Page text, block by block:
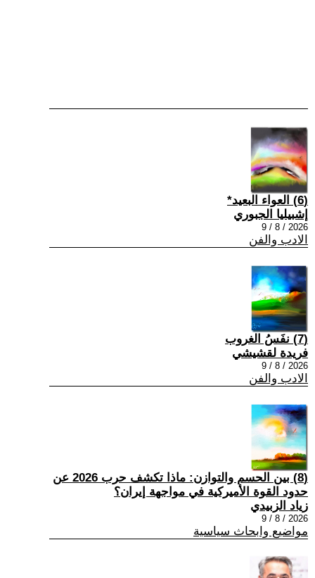
(6) العواء البعيد*
إشبيليا الجبوري
2026 / 8 / 9
الادب والفن
(7) نفَسُ الغروب
فريدة لقشيشي
2026 / 8 / 9
الادب والفن
(8) بين الحسم والتوازن: ماذا تكشف حرب 2026 عن
حدود القوة الأميركية في مواجهة إيران؟
زياد الزبيدي
2026 / 8 / 9
مواضيع وابحاث سياسية